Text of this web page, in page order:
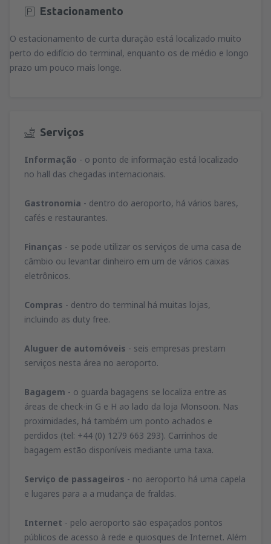
Estacionamento
O estacionamento de curta duração está localizado muito
perto do edifício do terminal, enquanto os de médio e longo
prazo um pouco mais longe.
Serviços
Informação - o ponto de informação está localizado
no hall das chegadas internacionais.
Gastronomia - dentro do aeroporto, há vários bares,
cafés e restaurantes.
Finanças - se pode utilizar os serviços de uma casa de
câmbio ou levantar dinheiro em um de vários caixas
eletrônicos.
Compras - dentro do terminal há muitas lojas,
incluindo as duty free.
Aluguer de automóveis - seis empresas prestam
serviços nesta área no aeroporto.
Bagagem - o guarda bagagens se localiza entre as
áreas de check-in G e H ao lado da loja Monsoon. Nas
proximidades, há também um ponto achados e
perdidos (tel: +44 (0) 1279 663 293). Carrinhos de
bagagem estão disponíveis mediante uma taxa.
Serviço de passageiros - no aeroporto há uma capela
e lugares para a a mudança de fraldas.
Internet - pelo aeroporto são espaçados pontos
públicos de acesso à rede e quiosques de Internet. Além